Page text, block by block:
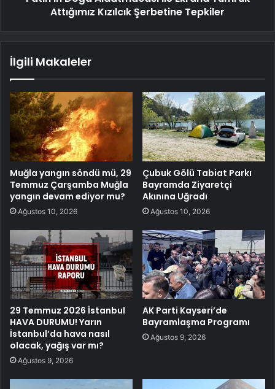
Attığımız Kızılcık Şerbetine Tepkiler
İlgili Makaleler
Muğla yangın söndü mü, 29
Temmuz Çarşamba Muğla
yangın devam ediyor mu?
Ağustos 10, 2026
Çubuk Gölü Tabiat Parkı
Bayramda Ziyaretçi
Akınına Uğradı
Ağustos 10, 2026
29 Temmuz 2026 İstanbul
HAVA DURUMU! Yarın
İstanbul’da hava nasıl
olacak, yağış var mı?
Ağustos 9, 2026
AK Parti Kayseri’de
Bayramlaşma Programı
Ağustos 9, 2026